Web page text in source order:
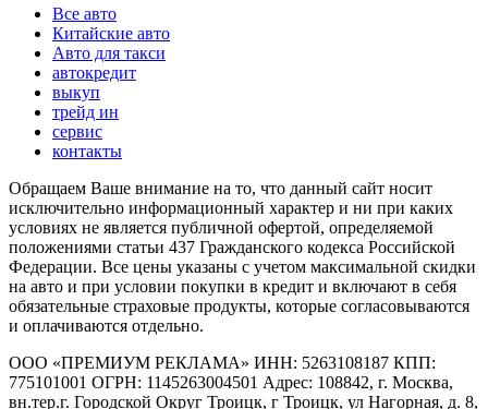
Все авто
Китайские авто
Авто для такси
автокредит
выкуп
трейд ин
сервис
контакты
Обращаем Ваше внимание на то, что данный сайт носит
исключительно информационный характер и ни при каких
условиях не является публичной офертой, определяемой
положениями статьи 437 Гражданского кодекса Российской
Федерации. Все цены указаны с учетом максимальной скидки
на авто и при условии покупки в кредит и включают в себя
обязательные страховые продукты, которые согласовываются
и оплачиваются отдельно.
ООО «ПРЕМИУМ РЕКЛАМА» ИНН: 5263108187 КПП:
775101001 ОГРН: 1145263004501 Адрес: 108842, г. Москва,
вн.тер.г. Городской Округ Троицк, г Троицк, ул Нагорная, д. 8,